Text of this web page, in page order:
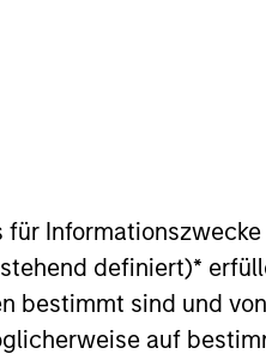
für
definiert)*
bestimmt sind und
auf